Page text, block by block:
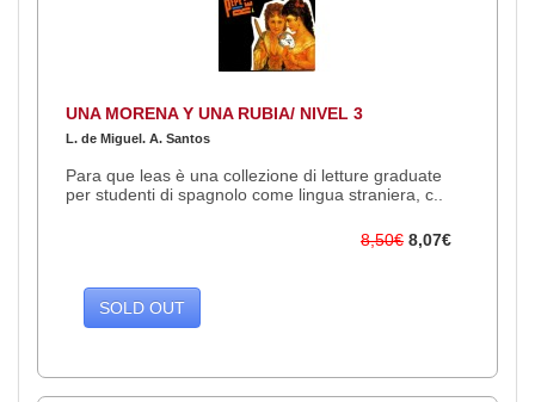
UNA MORENA Y UNA RUBIA/ NIVEL 3
L. de Miguel. A. Santos
Para que leas è una collezione di letture graduate
per studenti di spagnolo come lingua straniera, c..
8,50€ 8,07€
SOLD OUT